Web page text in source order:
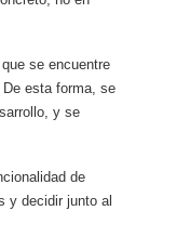
se encuentre
esta forma, se
y se
de
y decidir junto al